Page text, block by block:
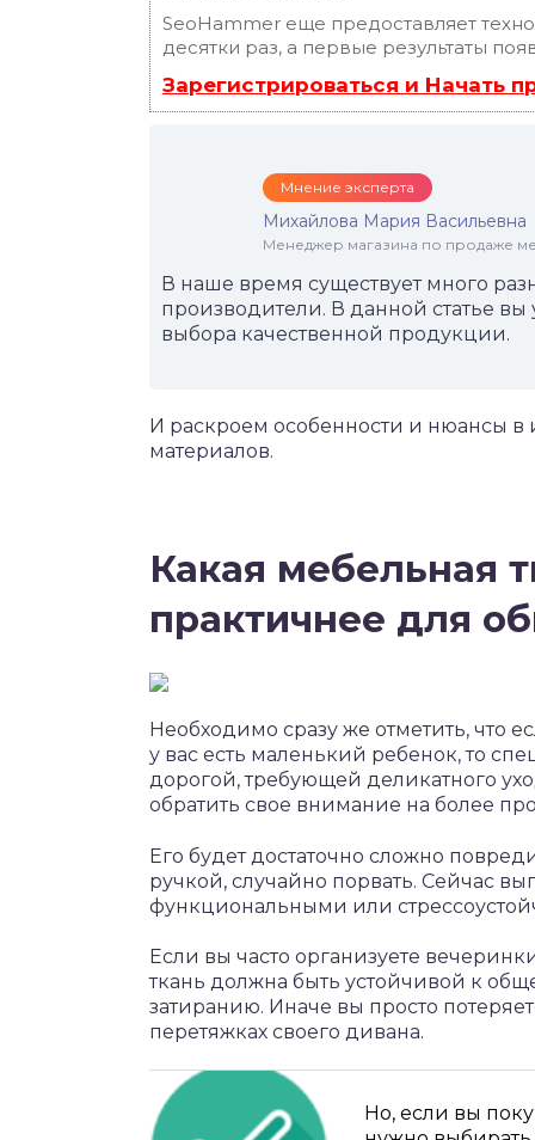
SeoHammer еще предоставляет
десятки раз, а первые результаты
Зарегистрироваться и Начать
Мнение эксперта
Михайлова Мария Васильевна
Менеджер магазина по продаже
В наше время существует много
производители. В данной статье вы
выбора качественной продукции.
И раскроем особенности и нюансы
материалов.
Какая мебельная
практичнее для
Необходимо сразу же отметить, что
у вас есть маленький ребенок, то
дорогой, требующей деликатного
обратить свое внимание на более
Его будет достаточно сложно
ручкой, случайно порвать. Сейчас
функциональными или
Если вы часто организуете
ткань должна быть устойчивой к
затиранию. Иначе вы просто
перетяжках своего дивана.
Но, если вы